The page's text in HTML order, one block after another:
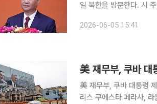
일 북한을 방문한다. 시 주석의
선중앙통신도 비슷한 시
2026-06-05 15:41
美 재무부, 쿠바
美 재무부, 쿠바 대통령 제재 미국 재무부가 4일(현지시간) 미겔 디아스카넬 쿠바 대
리스 쿠에스타 페라사,